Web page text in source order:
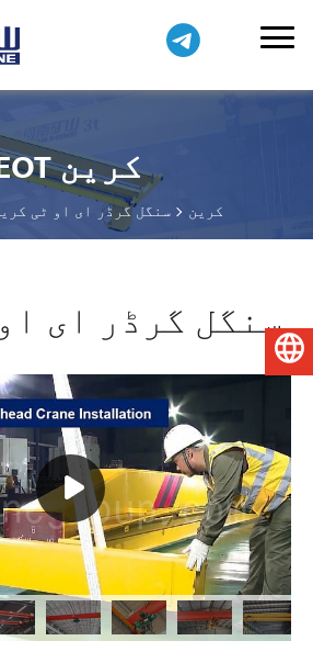
EOT کرین
EOT کرین سنگل گرڈر ای او ٹی
سنگل گرڈر ای اردو